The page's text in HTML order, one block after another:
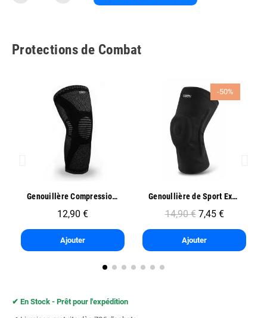
Protections de Combat
Aperçu rapide Genouillère Compression Sport - Oben
12,90 €
Ajouter
Aperçu rapide
-50%
Genoullière de Sport Exo One - Oben
14,90 € 7,45 €
Ajouter
✔︎ En Stock - Prêt pour l'expédition